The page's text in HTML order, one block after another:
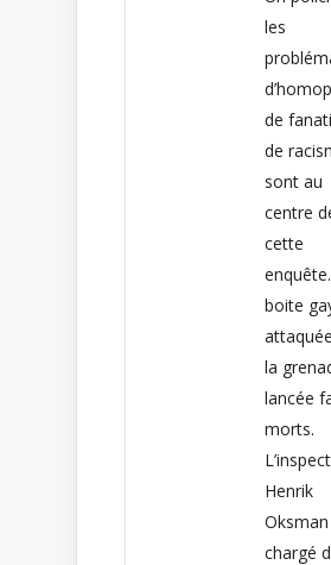
les
de
de
sont au
centre
cette
boite
la
lancée
morts.
Henrik
chargé